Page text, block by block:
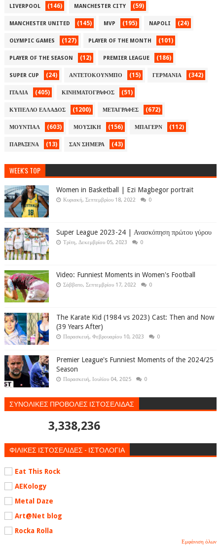
LIVERPOOL (146) MANCHESTER CITY (59)
MANCHESTER UNITED (145) MVP (195) NAPOLI (24)
OLYMPIC GAMES (127) PLAYER OF THE MONTH (101)
PLAYER OF THE SEASON (12) PREMIER LEAGUE (186)
SUPER CUP (24) ΑΝΤΕΤΟΚΟΥΝΜΠΟ (15) ΓΕΡΜΑΝΙΑ (342)
ΙΤΑΛΙΑ (405) ΚΙΝΗΜΑΤΟΓΡΑΦΟΣ (51)
ΚΥΠΕΛΛΟ ΕΛΛΑΔΟΣ (1200) ΜΕΤΑΓΡΑΦΕΣ (672)
ΜΟΥΝΤΙΑΛ (603) ΜΟΥΣΙΚΗ (156) ΜΠΑΓΕΡΝ (112)
ΠΑΡΑΞΕΝΑ (13) ΣΑΝ ΣΗΜΕΡΑ (43)
WEEK'S TOP
Women in Basketball | Ezi Magbegor portrait
Κυριακή, Σεπτεμβρίου 18, 2022 0
Super League 2023-24 | Ανασκόπηση πρώτου γύρου
Τρίτη, Δεκεμβρίου 05, 2023 0
Video: Funniest Moments in Women's Football
Σάββατο, Σεπτεμβρίου 17, 2022 0
The Karate Kid (1984 vs 2023) Cast: Then and Now
(39 Years After)
Παρασκευή, Φεβρουαρίου 10, 2023 0
Premier League's Funniest Moments of the 2024/25
Season
Παρασκευή, Ιουλίου 04, 2025 0
ΣΥΝΟΛΙΚΕΣ ΠΡΟΒΟΛΕΣ ΙΣΤΟΣΕΛΙΔΑΣ
3,338,236
ΦΙΛΙΚΕΣ ΙΣΤΟΣΕΛΙΔΕΣ - ΙΣΤΟΛΟΓΙΑ
Eat This Rock
AEKology
Metal Daze
Art@Net blog
Rocka Rolla
Εμφάνιση όλων